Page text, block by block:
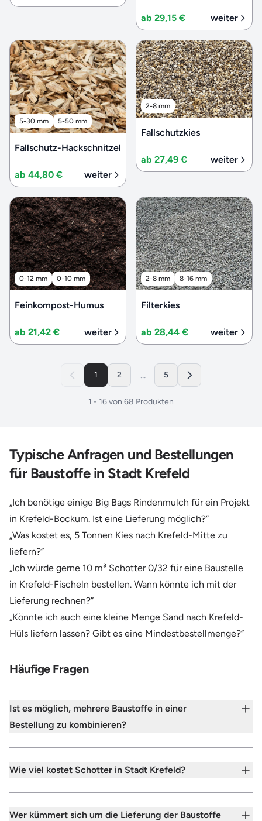
ab 29,15 € weiter
5-30 mm 5-50 mm
Fallschutz-Hackschnitzel
ab 44,80 € weiter
2-8 mm
Fallschutzkies
ab 27,49 € weiter
0-12 mm 0-10 mm
Feinkompost-Humus
ab 21,42 € weiter
2-8 mm 8-16 mm
Filterkies
ab 28,44 € weiter
1 2 ... 5
1 - 16von 68 Produkten
Typische Anfragen und Bestellungen
für Baustoffe in Stadt Krefeld
„Ich benötige einige Big Bags Rindenmulch für ein Projekt
in Krefeld-Bockum. Ist eine Lieferung möglich?”
„Was kostet es, 5 Tonnen Kies nach Krefeld-Mitte zu
liefern?”
„Ich würde gerne 10 m³ Schotter 0/32 für eine Baustelle
in Krefeld-Fischeln bestellen. Wann könnte ich mit der
Lieferung rechnen?”
„Könnte ich auch eine kleine Menge Sand nach Krefeld-
Hüls liefern lassen? Gibt es eine Mindestbestellmenge?”
Häufige Fragen
Ist es möglich, mehrere Baustoffe in einer
Bestellung zu kombinieren?
Wie viel kostet Schotter in Stadt Krefeld?
Wer kümmert sich um die Lieferung der Baustoffe